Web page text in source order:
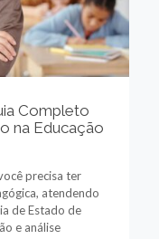
Completo
na Educação
precisa ter
atendendo
de Estado de
e análise